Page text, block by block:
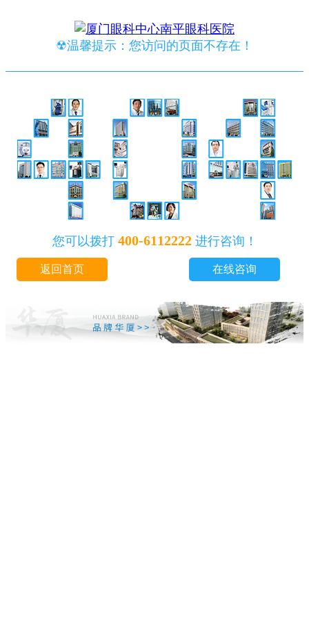
☢温馨提示：您访问的页面不存在！
您可以拨打 400-6112222进行咨询！
返回首页 在线咨询